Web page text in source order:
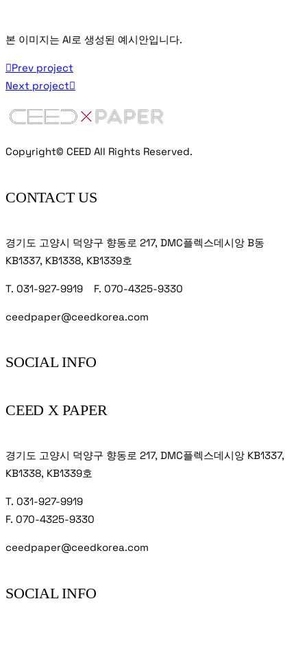
본 이미지는 AI로 생성된 예시안입니다.
Prev project
Next project
Copyright© CEED All Rights Reserved.
CONTACT US
경기도 고양시 덕양구 향동로 217, DMC플렉스데시앙 B동
KB1337, KB1338, KB1339호
T. 031-927-9919 F. 070-4325-9330
ceedpaper@ceedkorea.com
SOCIAL INFO
CEED X PAPER
경기도 고양시 덕양구 향동로 217, DMC플렉스데시앙 KB1337,
KB1338, KB1339호
T. 031-927-9919
F. 070-4325-9330
ceedpaper@ceedkorea.com
SOCIAL INFO